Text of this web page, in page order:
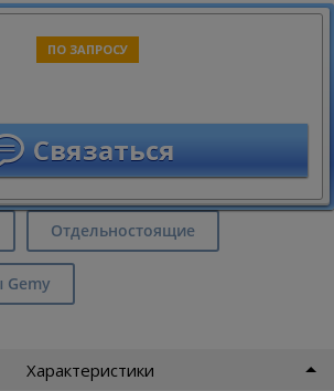
ПО ЗАПРОСУ
Связаться
Отдельностоящие
Характеристики